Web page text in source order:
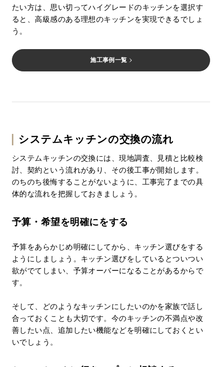
たい方は、思い切ってハイグレードのキッチンを選択す
ると、高級感のある理想のキッチンを実現できるでしょ
う。
施工事例一覧
システムキッチンの交換の流れ
システムキッチンの交換には、現地調査、見積と比較検
討、契約という流れがあり、その後工事が開始します。
のちのち後悔することがないように、工事完了までの具
体的な流れを把握しておきましょう。
予算・希望を明確にをする
予算をあらかじめ明確にしてから、キッチン選びをする
ようにしましょう。キッチン選びをしているとついつい
欲がでてしまい、予算オーバーになることがあるからで
す。
そして、どのようなキッチンにしたいのかを家族で話し
合っておくことも大切です。今のキッチンの不満点や改
善したい点、追加したい機能などを明確にしておくとい
いでしょう。